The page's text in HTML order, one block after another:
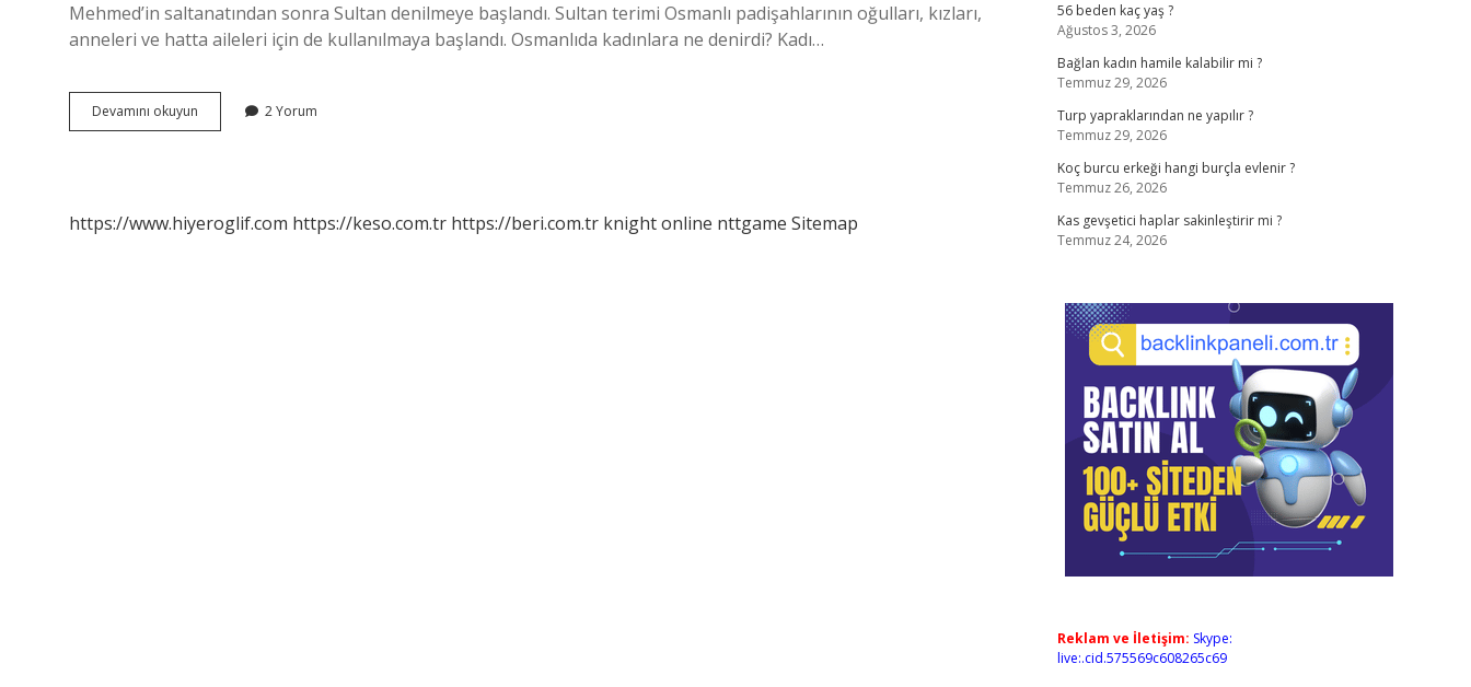
Mehmed’in saltanatından sonra Sultan denilmeye başlandı. Sultan terimi Osmanlı padişahlarının oğulları, kızları,
anneleri ve hatta aileleri için de kullanılmaya başlandı. Osmanlıda kadınlara ne denirdi? Kadı…
Devamını okuyun Padişahın
Kadınlarına
2 Yorum
https://www.hiyeroglif.com https://keso.com.tr https://beri.com.tr knight online nttgame Sitemap
56 beden kaç yaş ?
Ağustos 3, 2026
Bağlan kadın hamile kalabilir mi ?
Temmuz 29, 2026
Turp yapraklarından ne yapılır ?
Temmuz 29, 2026
Koç burcu erkeği hangi burçla evlenir ?
Temmuz 26, 2026
Kas gevşetici haplar sakinleştirir mi ?
Temmuz 24, 2026
Reklam ve İletişim: Skype:
live:.cid.575569c608265c69